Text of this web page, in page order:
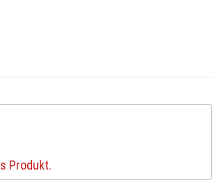
Produkt.